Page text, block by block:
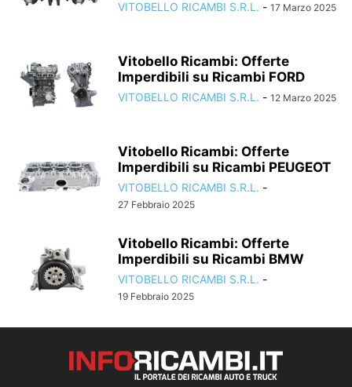
VITOBELLO RICAMBI S.R.L. - 17 Marzo 2025
Vitobello Ricambi: Offerte
Imperdibili su Ricambi FORD
VITOBELLO RICAMBI S.R.L. - 12 Marzo 2025
Vitobello Ricambi: Offerte
Imperdibili su Ricambi PEUGEOT
VITOBELLO RICAMBI S.R.L. -
27 Febbraio 2025
Vitobello Ricambi: Offerte
Imperdibili su Ricambi BMW
VITOBELLO RICAMBI S.R.L. -
19 Febbraio 2025